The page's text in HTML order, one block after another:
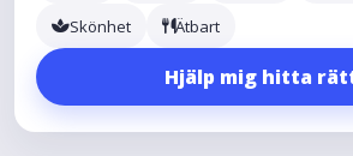
Skönhet Ätbart
Hjälp mig hitta